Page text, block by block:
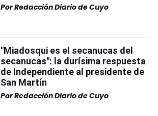
PorRedacción Diario de Cuyo
"Miadosqui es el secanucas del
secanucas": la durísima respuesta
de Independiente al presidente de
San Martín
PorRedacción Diario de Cuyo